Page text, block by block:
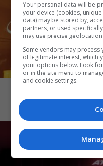
Your personal data will be
your device (cookies,
data) may be stored by,
partners, or used
may use precise
Some vendors may
of legitimate interest, which
your options below. Look
or in the site menu to
and cookie settings.